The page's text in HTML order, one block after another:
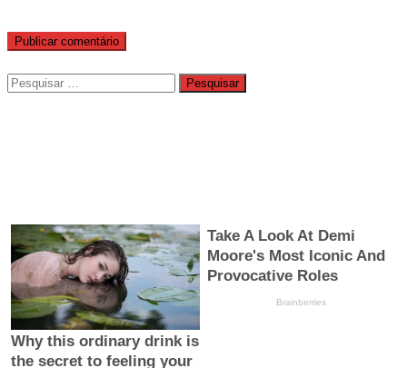
Pesquisar
por: